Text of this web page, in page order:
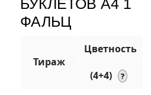
БУКЛЕТОВ А4 1
ФАЛЬЦ
Тираж
Цветность
(4+4)